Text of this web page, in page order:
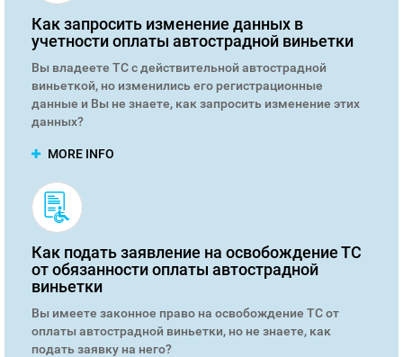
Как запросить изменение данных в
учетности оплаты автострадной виньетки
Вы владеете ТС с действительной автострадной
виньеткой, но изменились его регистрационные
данные и Вы не знаете, как запросить изменение этих
данных?
MORE INFO
Как подать заявление на освобождение ТС
от обязанности оплаты автострадной
виньетки
Вы имеете законное право на освобождение ТС от
оплаты автострадной виньетки, но не знаете, как
подать заявку на него?